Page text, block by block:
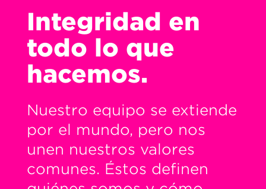
Integridad en
todo lo que
hacemos.
Nuestro equipo se extiende
por el mundo, pero nos
unen nuestros valores
comunes. Éstos definen